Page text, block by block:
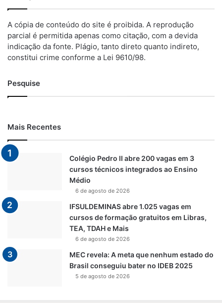
A cópia de conteúdo do site é proibida. A reprodução
parcial é permitida apenas como citação, com a devida
indicação da fonte. Plágio, tanto direto quanto indireto,
constitui crime conforme a Lei 9610/98.
Pesquise
Mais Recentes
Colégio Pedro II abre 200 vagas em 3
cursos técnicos integrados ao Ensino
Médio
6 de agosto de 2026
IFSULDEMINAS abre 1.025 vagas em
cursos de formação gratuitos em Libras,
TEA, TDAH e Mais
6 de agosto de 2026
MEC revela: A meta que nenhum estado do
Brasil conseguiu bater no IDEB 2025
5 de agosto de 2026